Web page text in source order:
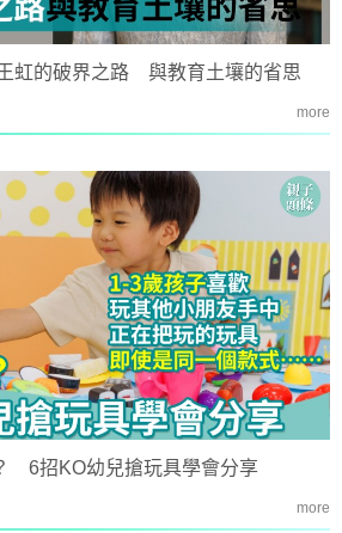
虹的破界之路 與教育土壤的省思
more
6招KO幼兒搶玩具學會分享
more